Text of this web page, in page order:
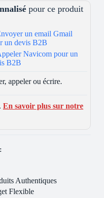
pour ce produit
appeler ou écrire.
En savoir plus sur notre
Authentiques
Flexible